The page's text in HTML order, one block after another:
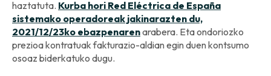
haztatuta. Kurba hori Red Eléctrica de España
sistemako operadoreak jakinarazten du,
2021/12/23ko ebazpenarenarabera. Eta ondoriozko
prezioa kontratuak fakturazio-aldian egin duen kontsumo
osoaz biderkatuko dugu.